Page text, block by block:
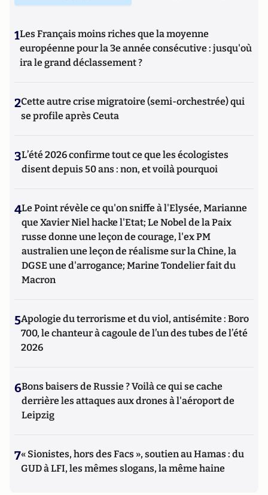
1Les Français moins riches que la moyenne
européenne pour la 3e année consécutive : jusqu'où
ira le grand déclassement ?
2Cette autre crise migratoire (semi-orchestrée) qui
se profile après Ceuta
3L’été 2026 confirme tout ce que les écologistes
disent depuis 50 ans : non, et voilà pourquoi
4Le Point révèle ce qu'on sniffe à l'Elysée, Marianne
que Xavier Niel hacke l'Etat; Le Nobel de la Paix
russe donne une leçon de courage, l'ex PM
australien une leçon de réalisme sur la Chine, la
DGSE une d'arrogance; Marine Tondelier fait du
Macron
5Apologie du terrorisme et du viol, antisémite : Boro
700, le chanteur à cagoule de l’un des tubes de l’été
2026
6Bons baisers de Russie ? Voilà ce qui se cache
derrière les attaques aux drones à l'aéroport de
Leipzig
7« Sionistes, hors des Facs », soutien au Hamas : du
GUD à LFI, les mêmes slogans, la même haine